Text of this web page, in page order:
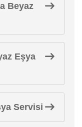
Beyaz
Eşya
Servisi